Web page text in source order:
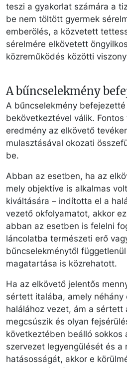
teszi a gyakorlat számára a
be nem töltött gyermek
emberölés, a közvetett
sérelmére elkövetett
közreműködés közötti
A bűncselekmény
A bűncselekmény
bekövetkeztével válik.
eredmény az elkövető
mulasztásával okozati
be.
Abban az esetben, ha az
mely objektíve is alkalmas
kiváltására – indította el a
vezető okfolyamatot, akkor
abban az esetben is felelni
láncolatba természeti erő
bűncselekménytől
magatartása is közrehatott.
Ha az elkövető jelentős
sértett italába, amely néhány
halálához vezet, ám a sértett
megcsúszik és olyan
következtében beálló sokkos
szervezet legyengülését és a
hatásosságát, akkor e